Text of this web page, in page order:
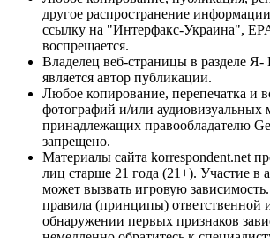
другое распространение
ссылку на "Интерфакс-Украина",
воспрещается.
Владелец веб-страницы в разделе Я-
является автор публикации.
Любое копирование, перепечатка и
фотографий и/или аудиовизуальных
принадлежащих правообладателю
запрещено.
Материалы сайта korrespondent.net
лиц старше 21 года (21+). Участие в
может вызвать игровую
правила (принципы) ответственной
обнаружении первых признаков